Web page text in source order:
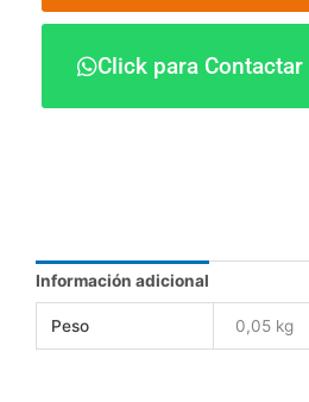
Click para
Información adicional
Peso 0,05 kg